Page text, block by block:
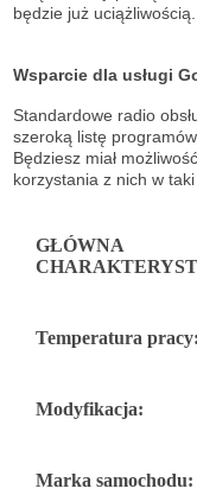
będzie już
Wsparcie dla usługi
Standardowe radio
szeroką listę
Będziesz miał możliwość
korzystania z nich w
GŁÓWNA
Temperatura pracy:
Modyfikacja:
Marka samochodu: